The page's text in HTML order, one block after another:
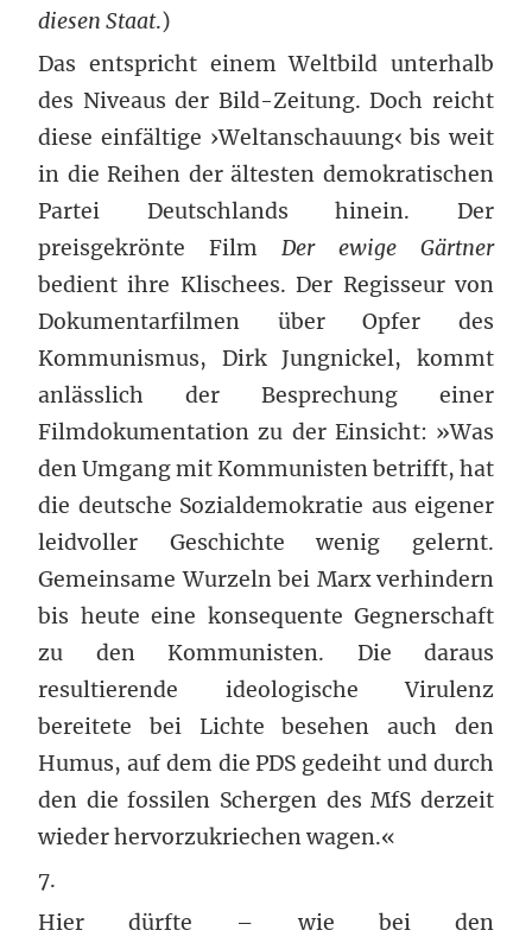
diesen Staat.)
Das entspricht einem Weltbild unterhalb
des Niveaus der Bild-Zeitung. Doch reicht
diese einfältige ›Weltanschauung‹ bis weit
in die Reihen der ältesten demokratischen
Partei Deutschlands hinein. Der
preisgekrönte Film Der ewige Gärtner
bedient ihre Klischees. Der Regisseur von
Dokumentarfilmen über Opfer des
Kommunismus, Dirk Jungnickel, kommt
anlässlich der Besprechung einer
Filmdokumentation zu der Einsicht: »Was
den Umgang mit Kommunisten betrifft, hat
die deutsche Sozialdemokratie aus eigener
leidvoller Geschichte wenig gelernt.
Gemeinsame Wurzeln bei Marx verhindern
bis heute eine konsequente Gegnerschaft
zu den Kommunisten. Die daraus
resultierende ideologische Virulenz
bereitete bei Lichte besehen auch den
Humus, auf dem die PDS gedeiht und durch
den die fossilen Schergen des MfS derzeit
wieder hervorzukriechen wagen.«
7.
Hier dürfte – wie bei den